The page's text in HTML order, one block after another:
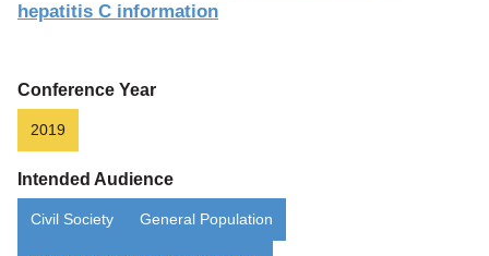
hepatitis C information
Conference Year
2019
Intended Audience
Civil Society General Population